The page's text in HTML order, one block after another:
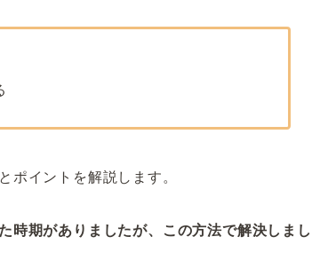
ポイントを解説します。
時期がありましたが、この方法で解決しまし